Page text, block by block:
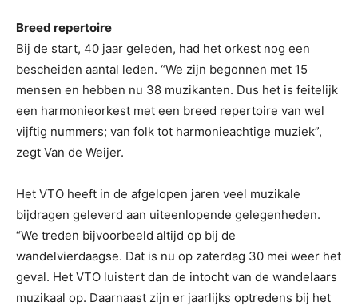
Breed repertoire
Bij de start, 40 jaar geleden, had het orkest nog een
bescheiden aantal leden. “We zijn begonnen met 15
mensen en hebben nu 38 muzikanten. Dus het is feitelijk
een harmonieorkest met een breed repertoire van wel
vijftig nummers; van folk tot harmonieachtige muziek”,
zegt Van de Weijer.
Het VTO heeft in de afgelopen jaren veel muzikale
bijdragen geleverd aan uiteenlopende gelegenheden.
“We treden bijvoorbeeld altijd op bij de
wandelvierdaagse. Dat is nu op zaterdag 30 mei weer het
geval. Het VTO luistert dan de intocht van de wandelaars
muzikaal op. Daarnaast zijn er jaarlijks optredens bij het